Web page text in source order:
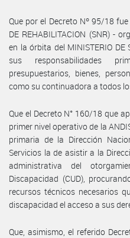
Que por el Decreto Nº 95/18 fue
DE REHABILITACION (SNR) -
en la órbita del MINISTERIO
sus responsabilidades
presupuestarios, bienes,
como su continuadora a todos
Que el Decreto N° 160/18 que
primer nivel operativo de la
primaria de la Dirección
Servicios la de asistir a la
administrativa del
Discapacidad (CUD),
recursos técnicos necesarios
discapacidad el acceso a sus
Que, asimismo, el referido